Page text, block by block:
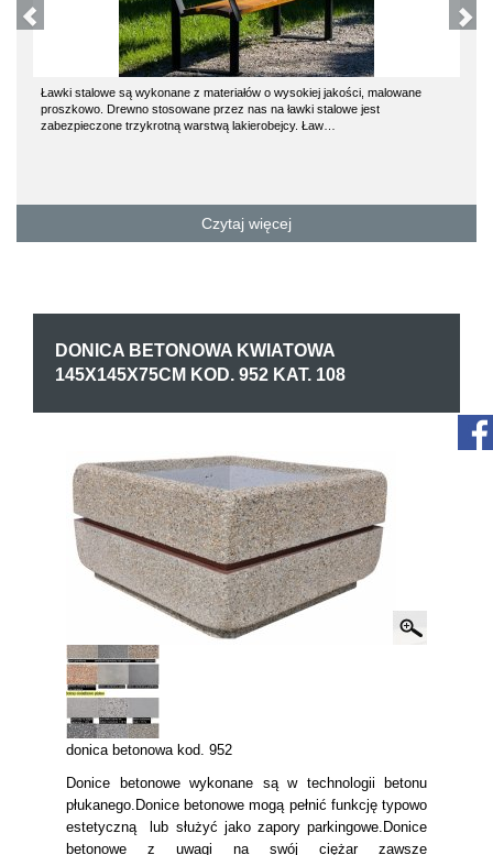
Ławki stalowe są wykonane z materiałów o wysokiej jakości, malowane
proszkowo. Drewno stosowane przez nas na ławki stalowe jest
zabezpieczone trzykrotną warstwą lakierobejcy. Ław…
Czytaj więcej
DONICA BETONOWA KWIATOWA
145X145X75CM KOD. 952 KAT. 108
donica betonowa kod. 952
Donice betonowe wykonane są w technologii betonu
płukanego.Donice betonowe mogą pełnić funkcję typowo
estetyczną lub służyć jako zapory parkingowe.Donice
betonowe z uwagi na swój ciężar zawsze